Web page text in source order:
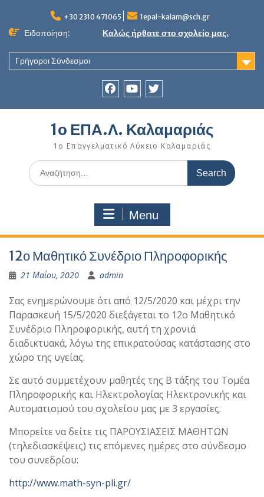
content
+30 2310 471065 1epal-kalam@sch.gr
Ειδοποίηση: Καλώς ήρθατε στο σχολείο μας.
Γρήγοροι Σύνδεσμοι
1ο ΕΠΑ.Λ. Καλαμαριάς
1ο Επαγγελματικό Λύκειο Καλαμαριάς
Search
for:
Menu
12ο Μαθητικό Συνέδριο Πληροφορικής
21 Μαΐου, 2020 admin
Σας ενημερώνουμε ότι από 12/5/2020 και μέχρι την
Παρασκευή 15/5/2020 διεξάγεται το 12ο Μαθητικό
Συνέδριο Πληροφορικής, αυτή τη χρονιά
διαδικτυακά, λόγω της επικρατούσας κατάστασης στο
χώρο της υγείας.
Σε αυτό συμμετέχουν μαθητές της Β τάξης του Τομέα
Πληροφορικής και Ηλεκτρολογίας Ηλεκτρονικής και
Αυτοματισμού του σχολείου μας με 3 εργασίες.
Μπορείτε να δείτε τις ΠΑΡΟΥΣΙΑΣΕΙΣ ΜΑΘΗΤΩΝ
(τηλεδιασκέψεις) τις επόμενες ημέρες στο σύνδεσμο
του συνεδρίου:
http://www.math-syn-pli.gr/